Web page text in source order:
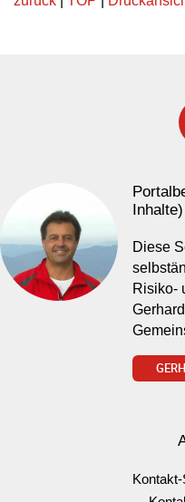
Inhalte)
Diese
Risiko-